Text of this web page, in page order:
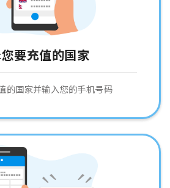
要充值的国家
的国家并输入您的手机号码